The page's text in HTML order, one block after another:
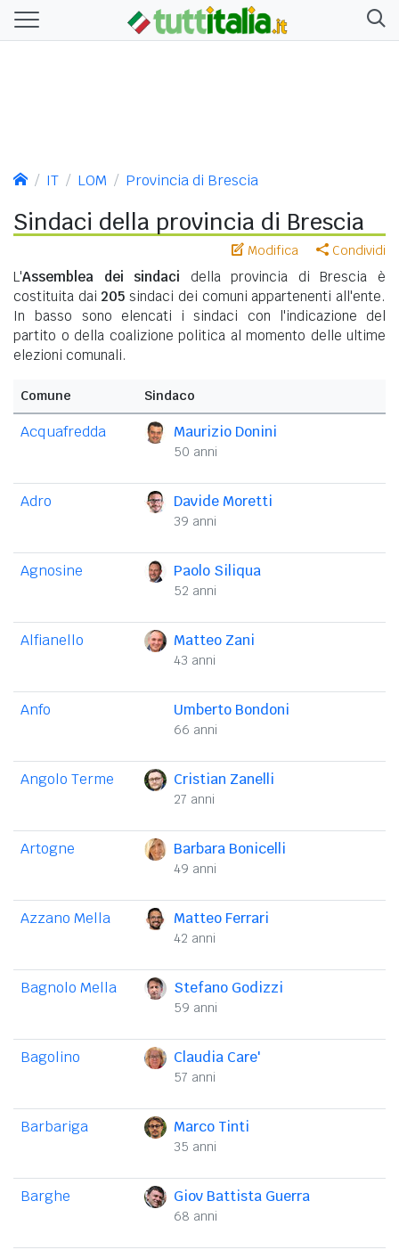
IT LOM Provincia di Brescia
Sindaci della provincia di Brescia
Modifica Condividi
L'Assemblea dei sindaci della provincia di Brescia è
costituita dai 205 sindaci dei comuni appartenenti all'ente.
In basso sono elencati i sindaci con l'indicazione del
partito o della coalizione politica al momento delle ultime
elezioni comunali.
Comune Sindaco
Acquafredda Maurizio Donini
50 anni
Adro Davide Moretti
39 anni
Agnosine Paolo Siliqua
52 anni
Alfianello Matteo Zani
43 anni
Anfo Umberto Bondoni
66 anni
Angolo Terme Cristian Zanelli
27 anni
Artogne Barbara Bonicelli
49 anni
Azzano Mella Matteo Ferrari
42 anni
Bagnolo Mella Stefano Godizzi
59 anni
Bagolino Claudia Care'
57 anni
Barbariga Marco Tinti
35 anni
Barghe Giov Battista Guerra
68 anni